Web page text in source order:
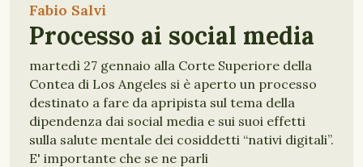
Fabio Salvi
Processo ai social media
martedì 27 gennaio alla Corte Superiore della
Contea di Los Angeles si è aperto un processo
destinato a fare da apripista sul tema della
dipendenza dai social media e sui suoi effetti
sulla salute mentale dei cosiddetti “nativi digitali”.
E' importante che se ne parli